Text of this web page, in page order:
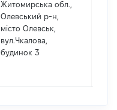
Житомирська обл.,
Олевський р-н,
місто Олевськ,
вул.Чкалова,
будинок 3